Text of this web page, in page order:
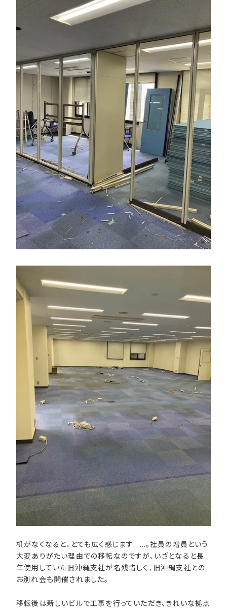
机がなくなると、とても広く感じます……。社員の増員という
大変ありがたい理由での移転なのですが、いざとなると長
年使用していた旧沖縄支社が名残惜しく、旧沖縄支社との
お別れ会も開催されました。
移転後は新しいビルで工事を行っていただき、きれいな拠点